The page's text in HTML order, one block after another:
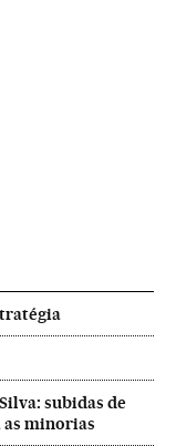
subidas de
as minorias